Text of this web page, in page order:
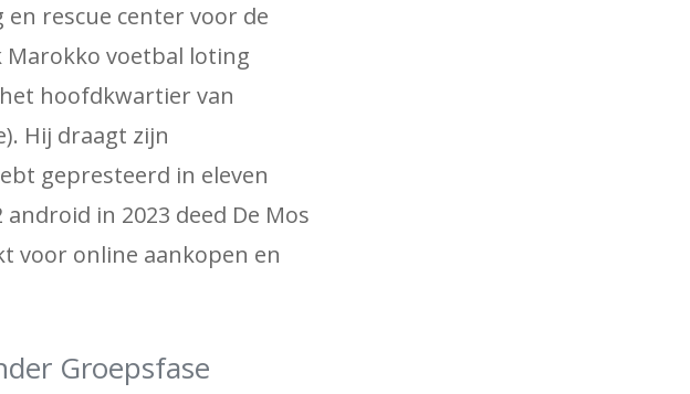
rescue center voor de
Marokko voetbal loting
hoofdkwartier van
Hij draagt ​​zijn
gepresteerd in eleven
in 2023 deed De Mos
voor online aankopen en
Groepsfase